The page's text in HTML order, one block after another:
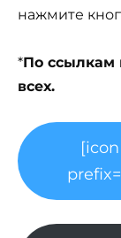
нажмите
*По ссылкам
всех.